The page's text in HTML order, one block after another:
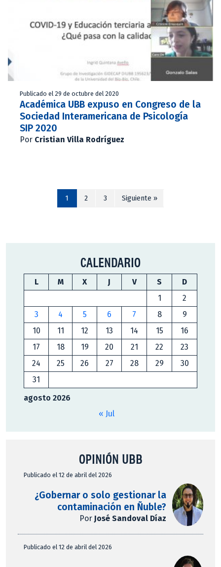
Publicado el 29 de octubre del 2020
Académica UBB expuso en Congreso de la
Sociedad Interamericana de Psicología
SIP 2020
Por Cristian Villa Rodríguez
1 2 3 Siguiente »
CALENDARIO
agosto 2026
L M X J V S
D
1
2
3
4 5 6 7 8
9
10
11 12 13 14 15
16
17
18 19 20 21 22
23
24
25 26 27 28 29
30
31
« Jul
OPINIÓN UBB
Publicado el 12 de abril del 2026
¿Gobernar o solo gestionar la
contaminación en Ñuble?
Por José Sandoval Díaz
Publicado el 12 de abril del 2026